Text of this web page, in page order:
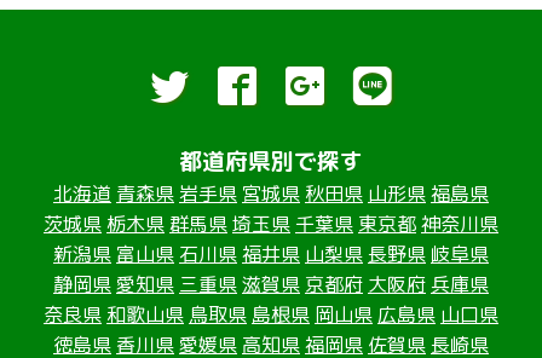
都道府県別で探す
北海道 青森県岩手県 宮城県 秋田県 山形県福島県
茨城県栃木県群馬県埼玉県 千葉県 東京都神奈川県
新潟県 富山県 石川県福井県 山梨県長野県 岐阜県
静岡県愛知県 三重県滋賀県 京都府 大阪府兵庫県
奈良県 和歌山県 鳥取県 島根県 岡山県 広島県 山口県
徳島県 香川県愛媛県 高知県福岡県 佐賀県長崎県